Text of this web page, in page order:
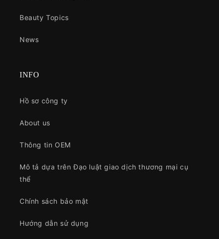
Beauty Topics
News
INFO
Hồ sơ công ty
About us
Thông tin OEM
Mô tả dựa trên Đạo luật giao dịch thương mại cụ
thể
Chính sách bảo mật
Hướng dẫn sử dụng